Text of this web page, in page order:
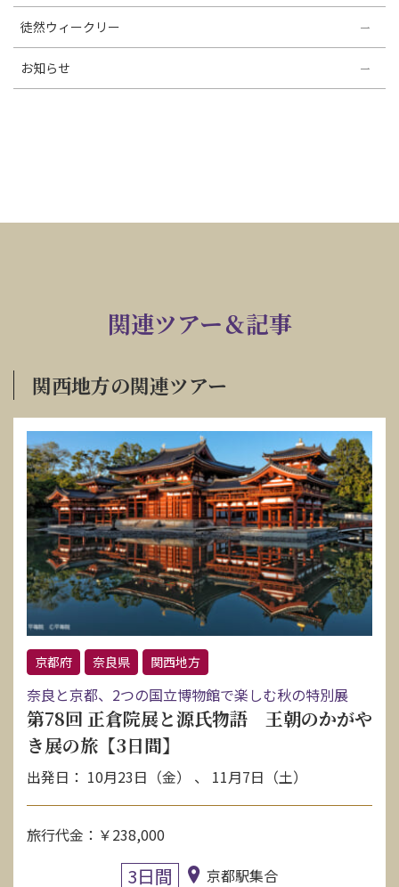
徒然ウィークリー
お知らせ
関連ツアー＆記事
関西地方の関連ツアー
京都府 奈良県 関西地方
奈良と京都、2つの国立博物館で楽しむ秋の特別展
第78回 正倉院展と源氏物語 王朝のかがや
き展の旅【3日間】
出発日： 10月23日（金） 、 11月7日（土）
旅行代金：￥238,000
3日間 京都駅集合